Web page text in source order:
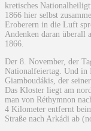
kretisches
1866 hier selbst
Eroberern in die Luft
Andenken daran überall
1866.
Der 8. November, der
Nationalfeiertag. Und in
Giamboudákis, der
Das Kloster liegt am
man von Réthymnon
4 Kilometer entfernt
Straße nach Arkádi ab